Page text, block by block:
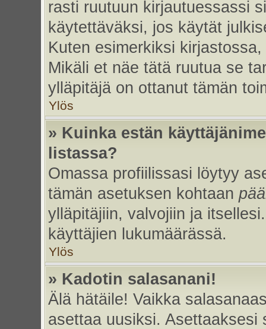
rasti ruutuun kirjautuessassi
käytettäväksi, jos käytät
Kuten esimerkiksi
Mikäli et näe tätä ruutua se
ylläpitäjä on ottanut tämän
Ylös
» Kuinka estän
listassa?
Omassa profiilissasi löytyy
tämän asetuksen kohtaan
ylläpitäjiin, valvojiin ja
käyttäjien lukumäärässä.
Ylös
» Kadotin salasanani!
Älä hätäile! Vaikka
asettaa uusiksi. Asettaaksesi